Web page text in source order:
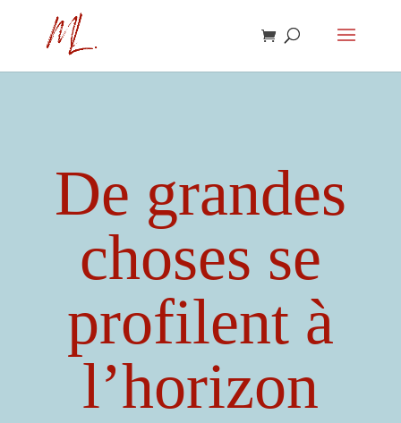
De grandes
choses se
profilent à
l’horizon